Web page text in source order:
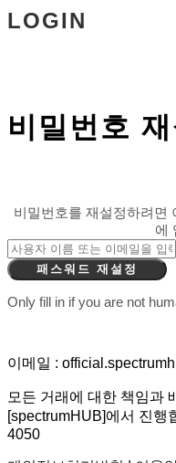
LOGIN
비밀번호
비밀번호를 재설정하려면
에
Only fill in if you are not
이메일 :
모든 거래에 대한 책임과
[spectrumHUB]에서 진행
4050